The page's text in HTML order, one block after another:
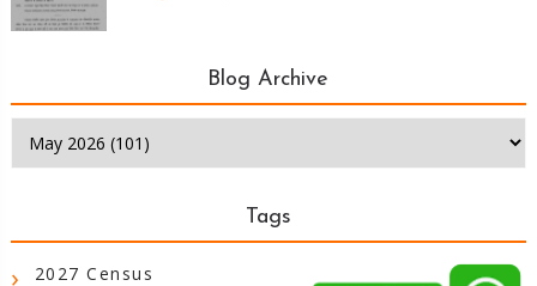
Blog Archive
Tags
2027 Census